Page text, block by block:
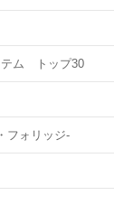
テム トップ30
フォリッジ-